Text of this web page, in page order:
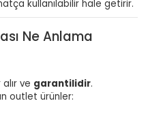
kullanılabilir hale getirir.
Ne Anlama
ve garantilidir.
outlet ürünler: